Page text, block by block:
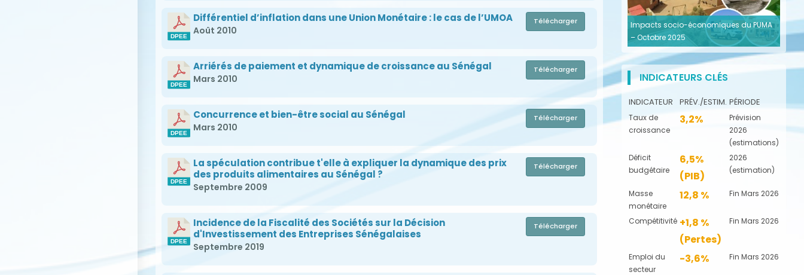
Différentiel d’inflation dans une Union Monétaire : le cas de l’UMOA
Août 2010
Télécharger
Arriérés de paiement et dynamique de croissance au Sénégal
Mars 2010
Télécharger
Concurrence et bien-être social au Sénégal
Mars 2010
Télécharger
La spéculation contribue t'elle à expliquer la dynamique des prix
des produits alimentaires au Sénégal ?
Septembre 2009
Télécharger
Incidence de la Fiscalité des Sociétés sur la Décision
d'Investissement des Entreprises Sénégalaises
Septembre 2019
Télécharger
Impacts socio-économiques du PUMA
– Octobre 2025
INDICATEURS CLÉS
INDICATEUR PRÉV./ESTIM. PÉRIODE
Taux de
croissance
3,2%
Prévision
2026
(estimations)
Déficit
budgétaire
6,5%
(PIB)
2026
(estimation)
Masse
monétaire
12,8 % Fin Mars 2026
Compétitivité +1,8 %
(Pertes)
Fin Mars 2026
Emploi du
secteur
-3,6% Fin Mars 2026